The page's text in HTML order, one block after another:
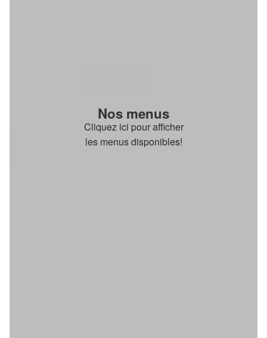
Nos menus
Cliquez ici pour afficher
les menus disponibles!